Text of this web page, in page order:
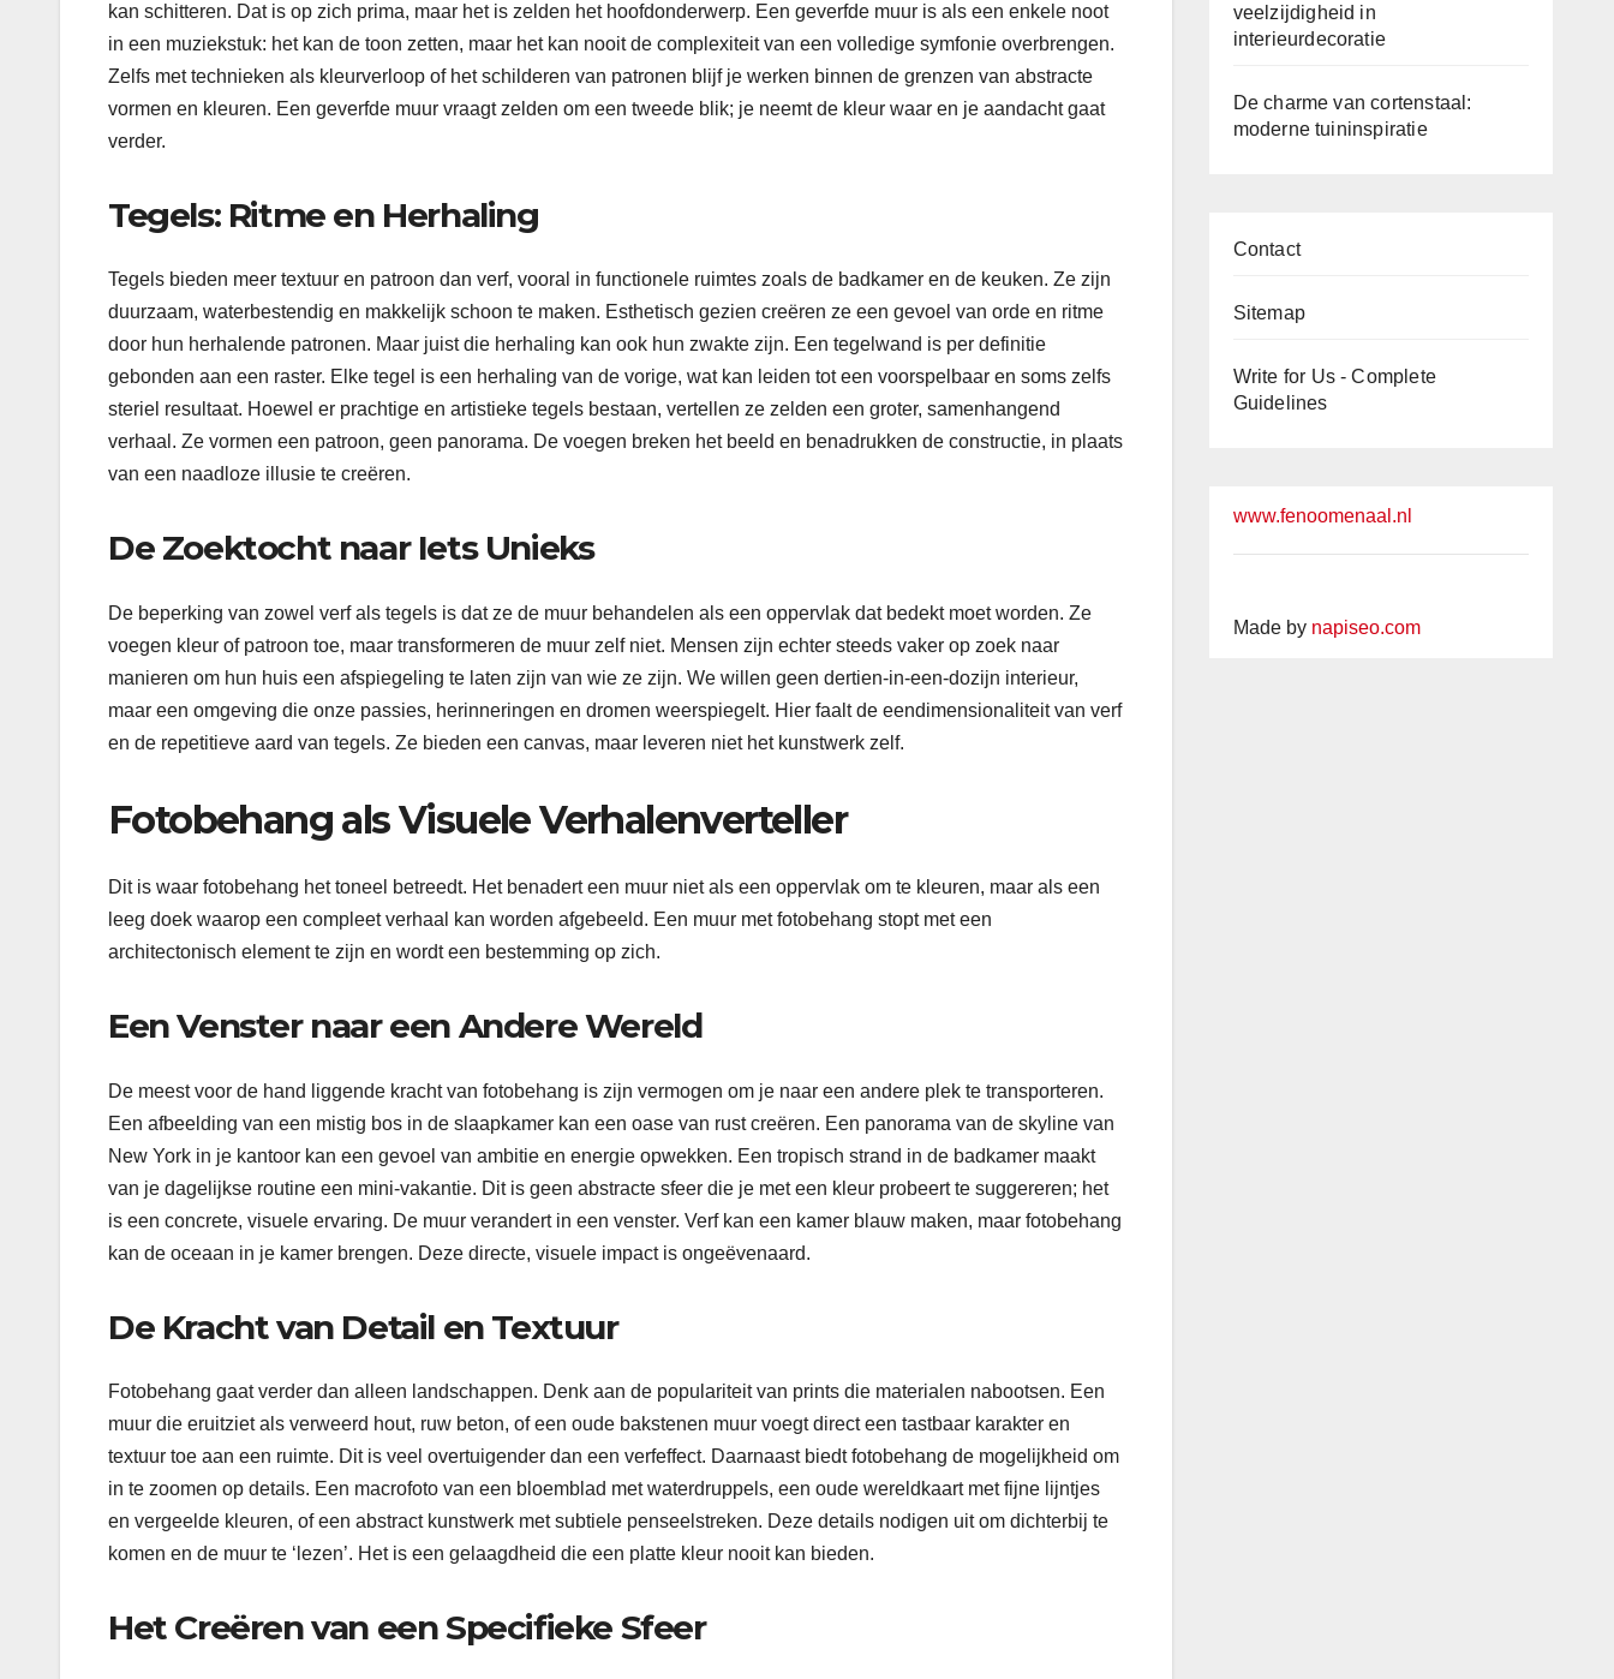
kan schitteren. Dat is op zich prima, maar het is zelden het hoofdonderwerp. Een geverfde muur is als een enkele noot
in een muziekstuk: het kan de toon zetten, maar het kan nooit de complexiteit van een volledige symfonie overbrengen.
Zelfs met technieken als kleurverloop of het schilderen van patronen blijf je werken binnen de grenzen van abstracte
vormen en kleuren. Een geverfde muur vraagt zelden om een tweede blik; je neemt de kleur waar en je aandacht gaat
verder.
Tegels: Ritme en Herhaling
Tegels bieden meer textuur en patroon dan verf, vooral in functionele ruimtes zoals de badkamer en de keuken. Ze zijn
duurzaam, waterbestendig en makkelijk schoon te maken. Esthetisch gezien creëren ze een gevoel van orde en ritme
door hun herhalende patronen. Maar juist die herhaling kan ook hun zwakte zijn. Een tegelwand is per definitie
gebonden aan een raster. Elke tegel is een herhaling van de vorige, wat kan leiden tot een voorspelbaar en soms zelfs
steriel resultaat. Hoewel er prachtige en artistieke tegels bestaan, vertellen ze zelden een groter, samenhangend
verhaal. Ze vormen een patroon, geen panorama. De voegen breken het beeld en benadrukken de constructie, in plaats
van een naadloze illusie te creëren.
De Zoektocht naar Iets Unieks
De beperking van zowel verf als tegels is dat ze de muur behandelen als een oppervlak dat bedekt moet worden. Ze
voegen kleur of patroon toe, maar transformeren de muur zelf niet. Mensen zijn echter steeds vaker op zoek naar
manieren om hun huis een afspiegeling te laten zijn van wie ze zijn. We willen geen dertien-in-een-dozijn interieur,
maar een omgeving die onze passies, herinneringen en dromen weerspiegelt. Hier faalt de eendimensionaliteit van verf
en de repetitieve aard van tegels. Ze bieden een canvas, maar leveren niet het kunstwerk zelf.
Fotobehang als Visuele Verhalenverteller
Dit is waar fotobehang het toneel betreedt. Het benadert een muur niet als een oppervlak om te kleuren, maar als een
leeg doek waarop een compleet verhaal kan worden afgebeeld. Een muur met fotobehang stopt met een
architectonisch element te zijn en wordt een bestemming op zich.
Een Venster naar een Andere Wereld
De meest voor de hand liggende kracht van fotobehang is zijn vermogen om je naar een andere plek te transporteren.
Een afbeelding van een mistig bos in de slaapkamer kan een oase van rust creëren. Een panorama van de skyline van
New York in je kantoor kan een gevoel van ambitie en energie opwekken. Een tropisch strand in de badkamer maakt
van je dagelijkse routine een mini-vakantie. Dit is geen abstracte sfeer die je met een kleur probeert te suggereren; het
is een concrete, visuele ervaring. De muur verandert in een venster. Verf kan een kamer blauw maken, maar fotobehang
kan de oceaan in je kamer brengen. Deze directe, visuele impact is ongeëvenaard.
De Kracht van Detail en Textuur
Fotobehang gaat verder dan alleen landschappen. Denk aan de populariteit van prints die materialen nabootsen. Een
muur die eruitziet als verweerd hout, ruw beton, of een oude bakstenen muur voegt direct een tastbaar karakter en
textuur toe aan een ruimte. Dit is veel overtuigender dan een verfeffect. Daarnaast biedt fotobehang de mogelijkheid om
in te zoomen op details. Een macrofoto van een bloemblad met waterdruppels, een oude wereldkaart met fijne lijntjes
en vergeelde kleuren, of een abstract kunstwerk met subtiele penseelstreken. Deze details nodigen uit om dichterbij te
komen en de muur te ‘lezen’. Het is een gelaagdheid die een platte kleur nooit kan bieden.
Het Creëren van een Specifieke Sfeer
veelzijdigheid in
interieurdecoratie
De charme van cortenstaal:
moderne tuininspiratie
Contact
Sitemap
Write for Us - Complete
Guidelines
www.fenoomenaal.nl
Made by napiseo.com